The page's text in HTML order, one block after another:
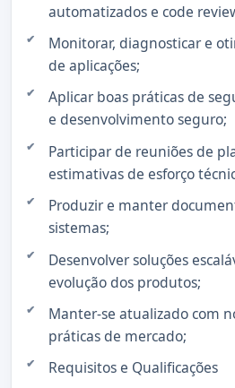
automatizados e code
Monitorar, diagnosticar e
de aplicações;
Aplicar boas práticas de
e desenvolvimento seguro;
Participar de reuniões de
estimativas de esforço
Produzir e manter
sistemas;
Desenvolver soluções
evolução dos produtos;
Manter-se atualizado com
práticas de mercado;
Requisitos e Qualificações